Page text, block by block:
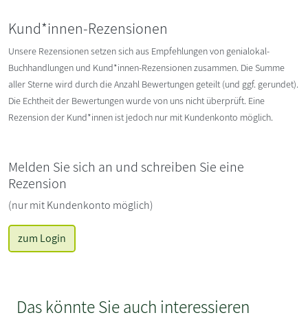
Kund*innen-Rezensionen
Unsere Rezensionen setzen sich aus Empfehlungen von genialokal-
Buchhandlungen und Kund*innen-Rezensionen zusammen. Die Summe
aller Sterne wird durch die Anzahl Bewertungen geteilt (und ggf. gerundet).
Die Echtheit der Bewertungen wurde von uns nicht überprüft. Eine
Rezension der Kund*innen ist jedoch nur mit Kundenkonto möglich.
Melden Sie sich an und schreiben Sie eine
Rezension
(nur mit Kundenkonto möglich)
zum Login
Das könnte Sie auch interessieren